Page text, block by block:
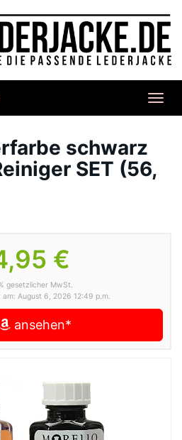
schwarz
SET (56,
€
gesetzlicher MwSt.
August 6, 2026 12:49 p.m.
ansehen*